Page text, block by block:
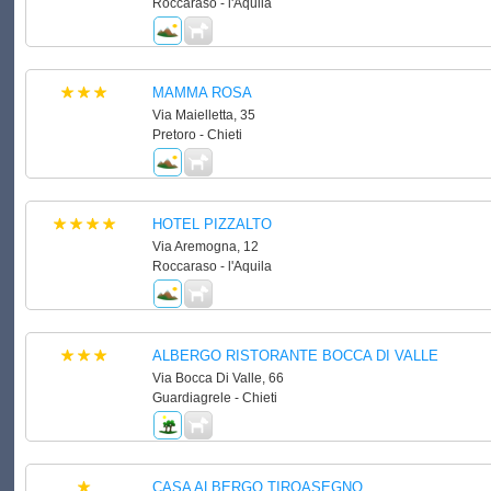
Roccaraso - l'Aquila
MAMMA ROSA
Via Maielletta, 35
Pretoro - Chieti
HOTEL PIZZALTO
Via Aremogna, 12
Roccaraso - l'Aquila
ALBERGO RISTORANTE BOCCA DI VALLE
Via Bocca Di Valle, 66
Guardiagrele - Chieti
CASA ALBERGO TIROASEGNO